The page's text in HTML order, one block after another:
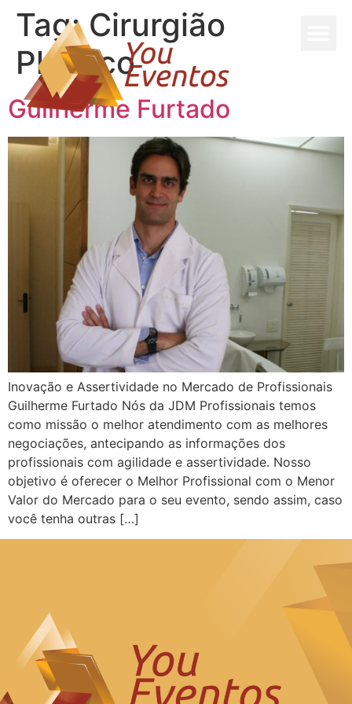
Tag:Cirurgião
Plástico
Guilherme Furtado
Inovação e Assertividade no Mercado de Profissionais
Guilherme Furtado Nós da JDM Profissionais temos
como missão o melhor atendimento com as melhores
negociações, antecipando as informações dos
profissionais com agilidade e assertividade. Nosso
objetivo é oferecer o Melhor Profissional com o Menor
Valor do Mercado para o seu evento, sendo assim, caso
você tenha outras […]